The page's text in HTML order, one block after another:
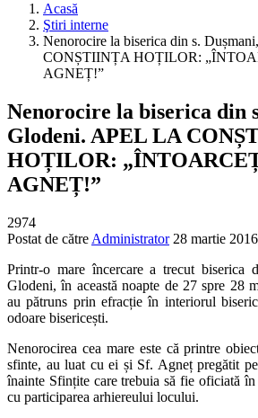
Acasă
Ştiri interne
Nenorocire la biserica din s.
CONȘTIINȚA HOȚILOR:
AGNEȚ!”
Nenorocire la biserica din
Glodeni. APEL LA
HOȚILOR:
AGNEȚ!”
2974
Postat de către Administrator 28 martie 2016
Printr-o mare încercare a trecut biserica
Glodeni, în această noapte de 27 spre 28
au pătruns prin efracție în interiorul
odoare bisericești.
Nenorocirea cea mare este că printre
sfinte, au luat cu ei și Sf. Agneț pregătit
înainte Sfințite care trebuia să fie oficiată
cu participarea arhiereului locului.